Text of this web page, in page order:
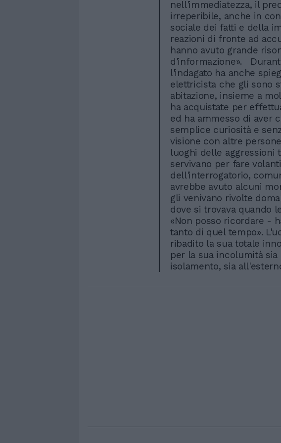
nell'immediatezza, il
irreperibile, anche in
sociale dei fatti e della
reazioni di fronte ad
hanno avuto grande
d'informazione».
l'indagato ha anche
elettricista che gli sono
abitazione, insieme a
ha acquistate per
ed ha ammesso di aver
semplice curiosità e
visione con altre
luoghi delle aggressioni
servivano per fare
dell'interrogatorio,
avrebbe avuto alcuni
gli venivano rivolte
dove si trovava quando
«Non posso ricordare -
tanto di quel tempo».
ribadito la sua totale
per la sua incolumità
isolamento, sia